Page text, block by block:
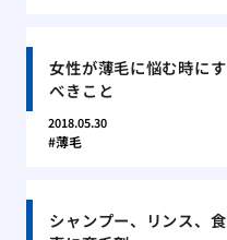
女性が薄毛に悩む時にす
べきこと
2018.05.30
薄毛
シャンプー、リンス、食